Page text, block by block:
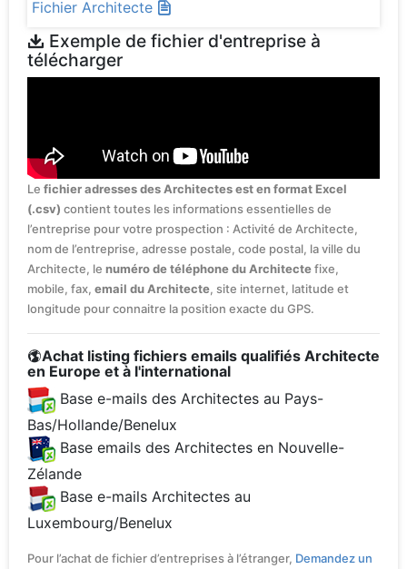
Fichier Architecte
Exemple de fichier d'entreprise à
télécharger
Le fichier adresses des Architectes est en format Excel
(.csv) contient toutes les informations essentielles de
l’entreprise pour votre prospection : Activité de Architecte,
nom de l’entreprise, adresse postale, code postal, la ville du
Architecte, le numéro de téléphone du Architectefixe,
mobile, fax, email du Architecte, site internet, latitude et
longitude pour connaitre la position exacte du GPS.
Achat listing fichiers emails qualifiés Architecte
en Europe et à l'international
Base e-mails des Architectes au Pays-
Bas/Hollande/Benelux
Base emails des Architectes en Nouvelle-
Zélande
Base e-mails Architectes au
Luxembourg/Benelux
Pour l’achat de fichier d’entreprises à l’étranger, Demandez un